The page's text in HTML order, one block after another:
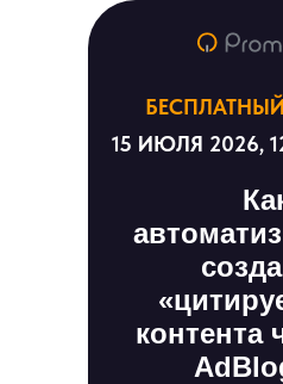
контента
15 ИЮЛЯ 2026,